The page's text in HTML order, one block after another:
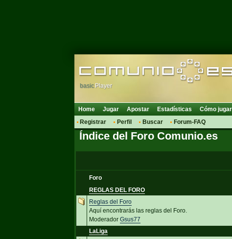
basic Player
Home Jugar Apostar Estadísticas Cómo jugar
Registrar
Perfil Buscar Forum-FAQ
Índice del Foro Comunio.es
Foro
REGLAS DEL FORO
Reglas del Foro
Aquí encontrarás las reglas del Foro.
Moderador Gsus77
LaLiga